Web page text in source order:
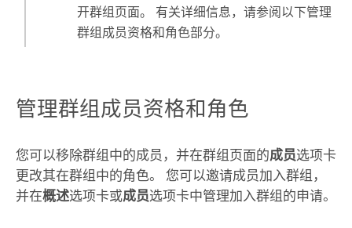
开群组页面。 有关详细信息，请参阅以下管理
群组成员资格和角色部分。
管理群组成员资格和角色
您可以移除群组中的成员，并在群组页面的成员选项卡
更改其在群组中的角色。 您可以邀请成员加入群组，
并在概述选项卡或成员选项卡中管理加入群组的申请。